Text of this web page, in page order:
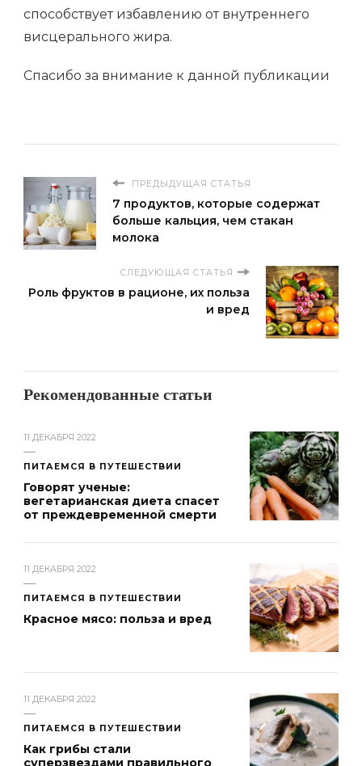
способствует избавлению от внутреннего
висцерального жира.
Спасибо за внимание к данной публикации
ПРЕДЫДУЩАЯ СТАТЬЯ
7 продуктов, которые содержат
больше кальция, чем стакан
молока
СЛЕДУЮЩАЯ СТАТЬЯ
Роль фруктов в рационе, их польза
и вред
Рекомендованные статьи
11 ДЕКАБРЯ 2022
ПИТАЕМСЯ В ПУТЕШЕСТВИИ
Говорят ученые:
вегетарианская диета спасет
от преждевременной смерти
11 ДЕКАБРЯ 2022
ПИТАЕМСЯ В ПУТЕШЕСТВИИ
Красное мясо: польза и вред
11 ДЕКАБРЯ 2022
ПИТАЕМСЯ В ПУТЕШЕСТВИИ
Как грибы стали
суперзвездами правильного